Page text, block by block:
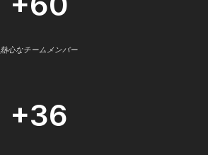
熱心なチームメンバー
+36